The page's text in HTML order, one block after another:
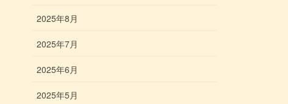
2025年8月
2025年7月
2025年6月
2025年5月